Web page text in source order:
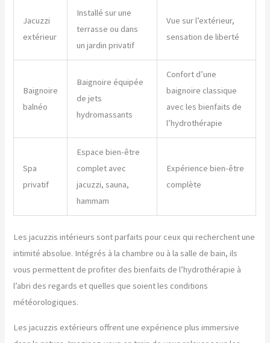
Jacuzzi
extérieur
Installé sur une
terrasse ou dans
un jardin privatif
Vue sur l’extérieur,
sensation de liberté
Baignoire
balnéo
Baignoire équipée
de jets
hydromassants
Confort d’une
baignoire classique
avec les bienfaits de
l’hydrothérapie
Spa
privatif
Espace bien-être
complet avec
jacuzzi, sauna,
hammam
Expérience bien-être
complète
Les jacuzzis intérieurs sont parfaits pour ceux qui recherchent une
intimité absolue. Intégrés à la chambre ou à la salle de bain, ils
vous permettent de profiter des bienfaits de l’hydrothérapie à
l’abri des regards et quelles que soient les conditions
météorologiques.
Les jacuzzis extérieurs offrent une expérience plus immersive